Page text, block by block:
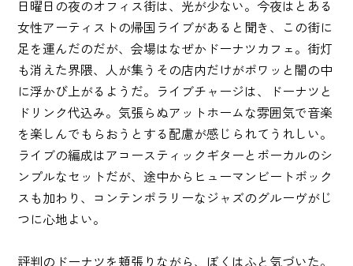
日曜日の夜のオフィス街は、光が少ない。今夜はとある
女性アーティストの帰国ライブがあると聞き、この街に
足を運んだのだが、会場はなぜかドーナツカフェ。街灯
も消えた界隈、人が集うその店内だけがポワッと闇の中
に浮かび上がるようだ。ライブチャージは、ドーナツと
ドリンク代込み。気張らぬアットホームな雰囲気で音楽
を楽しんでもらおうとする配慮が感じられてうれしい。
ライブの編成はアコースティックギターとボーカルのシ
ンプルなセットだが、途中からヒューマンビートボック
スも加わり、コンテンポラリーなジャズのグルーヴがじ
つに心地よい。
評判のドーナツを頬張りながら、ぼくはふと気づいた。